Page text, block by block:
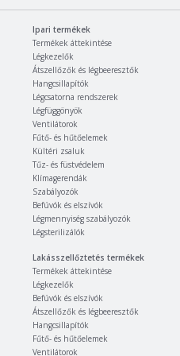
Ipari termékek
Termékek áttekintése
Légkezelők
Átszellőzők és légbeeresztők
Hangcsillapítók
Légcsatorna rendszerek
Légfüggönyök
Ventilátorok
Fűtő- és hűtőelemek
Kültéri zsaluk
Tűz- és füstvédelem
Klímagerendák
Szabályozók
Befúvók és elszívók
Légmennyiség szabályozók
Légsterilizálók
Lakásszellőztetés termékek
Termékek áttekintése
Légkezelők
Befúvók és elszívók
Átszellőzők és légbeeresztők
Hangcsillapítók
Fűtő- és hűtőelemek
Ventilátorok